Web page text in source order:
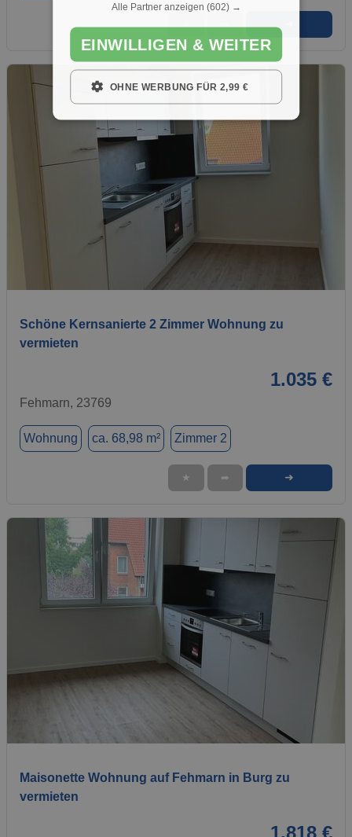
★ ➦
1 / 7
Schöne Kernsanierte 2 Zimmer Wohnung zu
vermieten
1.035 €
Fehmarn, 23769
Wohnung ca. 68,98 m² Zimmer 2
★ ➦ ➜
1 / 13
Maisonette Wohnung auf Fehmarn in Burg zu
vermieten
1.818 €
Alle Partner anzeigen (602) →
EINWILLIGEN & WEITER
OHNE WERBUNG FÜR 2,99 €